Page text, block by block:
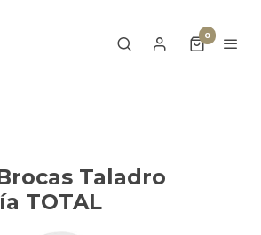
0
Taladro
TOTAL